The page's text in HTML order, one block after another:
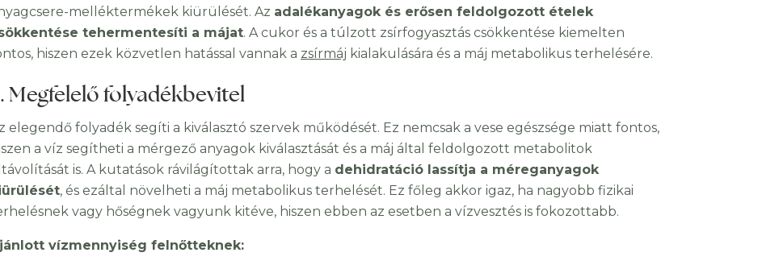
melléktermékek kiürülését. Az adalékanyagok és erősen feldolgozott ételek
tehermentesíti a májat. A cukor és a túlzott zsírfogyasztás csökkentése kiemelten
hiszen ezek közvetlen hatással vannak a zsírmáj kialakulására és a máj metabolikus terhelésére.
Megfelelő folyadékbevitel
elegendő folyadék segíti a kiválasztó szervek működését. Ez nemcsak a vese egészsége miatt fontos,
a víz segítheti a mérgező anyagok kiválasztását és a máj által feldolgozott metabolitok
is. A kutatások rávilágítottak arra, hogy a dehidratáció lassítja a méreganyagok
, és ezáltal növelheti a máj metabolikus terhelését. Ez főleg akkor igaz, ha nagyobb fizikai
vagy hőségnek vagyunk kitéve, hiszen ebben az esetben a vízvesztés is fokozottabb.
vízmennyiség felnőtteknek: